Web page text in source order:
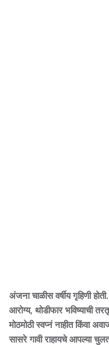
अंजना चाळीस वर्षीय गृहिणी
आरोग्य, थोडीफार भविष्याची
मोठमोठी स्वप्नं नाहीत किंवा
सासरे गावी राहायचे आपल्या